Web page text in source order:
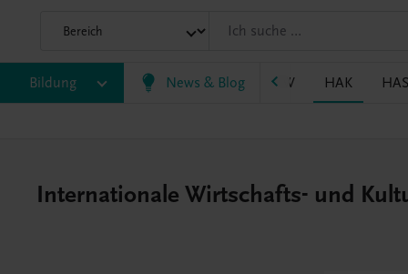
Bildung News & Blog
BASOP BRP BS EWF/ZWF FW HAK HAS
Internationale Wirtschafts- und